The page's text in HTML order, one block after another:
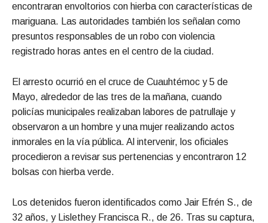
encontraran envoltorios con hierba con características de
mariguana. Las autoridades también los señalan como
presuntos responsables de un robo con violencia
registrado horas antes en el centro de la ciudad.
El arresto ocurrió en el cruce de Cuauhtémoc y 5 de
Mayo, alrededor de las tres de la mañana, cuando
policías municipales realizaban labores de patrullaje y
observaron a un hombre y una mujer realizando actos
inmorales en la vía pública. Al intervenir, los oficiales
procedieron a revisar sus pertenencias y encontraron 12
bolsas con hierba verde.
Los detenidos fueron identificados como Jair Efrén S., de
32 años, y Lislethey Francisca R., de 26. Tras su captura,